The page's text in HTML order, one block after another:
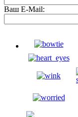
Ваш E-Mail: